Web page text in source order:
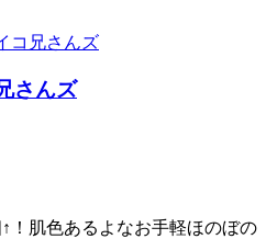
さんズ
！肌色あるよなお手軽ほのぼの